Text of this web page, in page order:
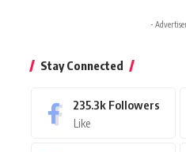
-
Stay Connected
235.3k Followers
Like